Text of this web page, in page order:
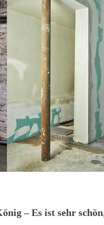
– Es ist sehr